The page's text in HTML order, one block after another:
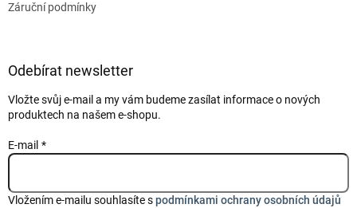
Záruční podmínky
Odebírat newsletter
Vložte svůj e-mail a my vám budeme zasílat informace o nových
produktech na našem e-shopu.
E-mail
Vložením e-mailu souhlasíte spodmínkami ochrany osobních údajů